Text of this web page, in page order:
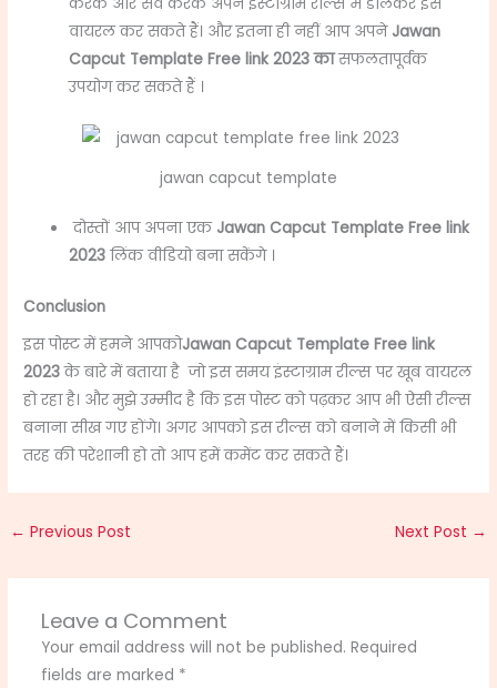
वायरल कर सकते हैं। और इतना ही नहीं आप अपने Jawan
Capcut Template Free link 2023कासफलतापूर्वक
उपयोग कर सकते हैं ।
jawan capcut template
दोस्तों आप अपना एक Jawan Capcut Template Free link
2023 लिंक वीडियो बना सकेंगे ।
Conclusion
इस पोस्ट में हमने आपकोJawan Capcut Template Free link
2023के बारे में बताया है जो इस समय इंस्टाग्राम रील्स पर खूब वायरल
हो रहा है। और मुझे उम्मीद है कि इस पोस्ट को पढ़कर आप भी ऐसी रील्स
बनाना सीख गए होंगे। अगर आपको इस रील्स को बनाने में किसी भी
तरह की परेशानी हो तो आप हमें कमेंट कर सकते हैं।
← Previous Post Next Post →
Leave a Comment
Your email address will not be published. Required
fields are marked *